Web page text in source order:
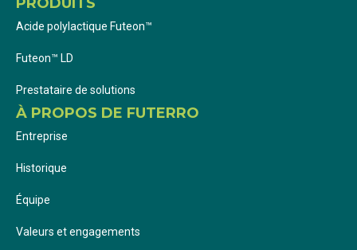
PRODUITS
Acide polylactique Futeon™
Futeon™ LD
Prestataire de solutions
À PROPOS DE FUTERRO
Entreprise
Historique
Équipe
Valeurs et engagements